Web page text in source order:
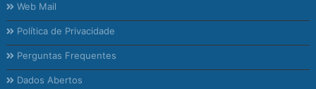
Web Mail
Política de Privacidade
Perguntas Frequentes
Dados Abertos